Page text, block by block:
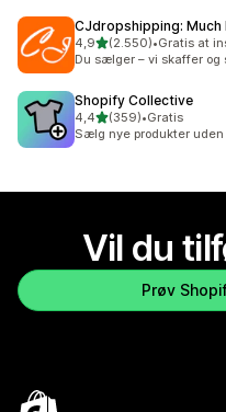
CJdropshipping: Much
4,9ud af 5 stjerner
(2.550)
2550 anmeldelser i alt
•Gratis at
Du sælger – vi skaffer og
Shopify Collective
4,4ud af 5 stjerner
(359)
359 anmeldelser i alt
•Gratis
Sælg nye produkter
Vil du
Prøv